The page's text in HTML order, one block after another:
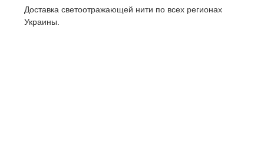
Доставка светоотражающей нити по всех регионах
Украины.